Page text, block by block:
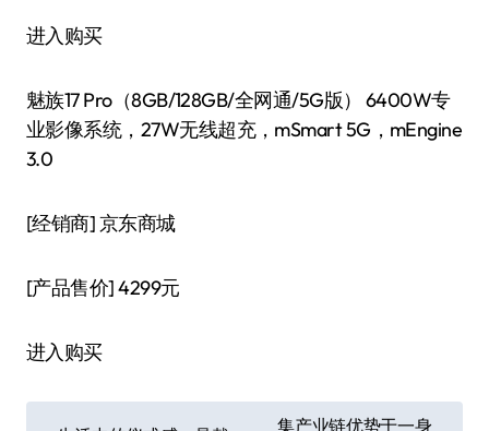
进入购买
魅族17 Pro（8GB/128GB/全网通/5G版） 6400W专
业影像系统，27W无线超充，mSmart 5G，mEngine
3.0
[经销商]京东商城
[产品售价]4299元
进入购买
集产业链优势于一身